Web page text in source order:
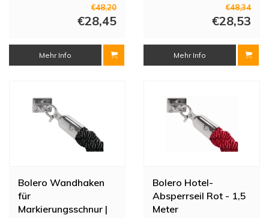
€48,20
€28,45
Mehr Info
€48,34
€28,53
Mehr Info
Bolero Wandhaken
für
Markierungsschnur |
Bolero Hotel-
Absperrseil Rot - 1,5
Meter